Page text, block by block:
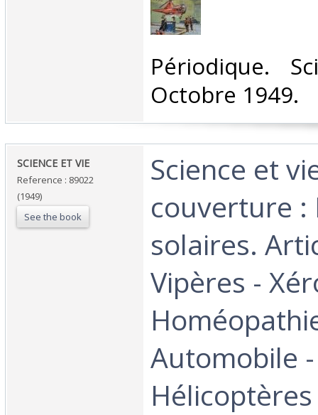
‎Périodique.
Octobre 1949.‎
‎SCIENCE ET VIE ‎
Reference : 89022
(1949)
See the book
‎Science et
couverture :
solaires.
Vipères -
Automobile -